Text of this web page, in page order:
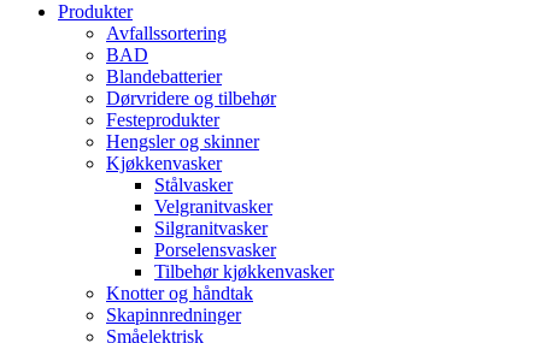
Produkter
Avfallssortering
BAD
Blandebatterier
Dørvridere og tilbehør
Festeprodukter
Hengsler og skinner
Kjøkkenvasker
Stålvasker
Velgranitvasker
Silgranitvasker
Porselensvasker
Tilbehør kjøkkenvasker
Knotter og håndtak
Skapinnredninger
Småelektrisk